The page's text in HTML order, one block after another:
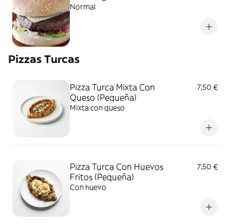
Normal
Pizzas Turcas
Pizza Turca Mixta Con
Queso (Pequeña)
7,50 €
Mixta con queso
Pizza Turca Con Huevos
Fritos (Pequeña)
7,50 €
Con huevo